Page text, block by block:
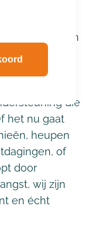
350 bevlogen
dan 500
we één
die
het nu gaat
heupen
of
door
wij zijn
en écht